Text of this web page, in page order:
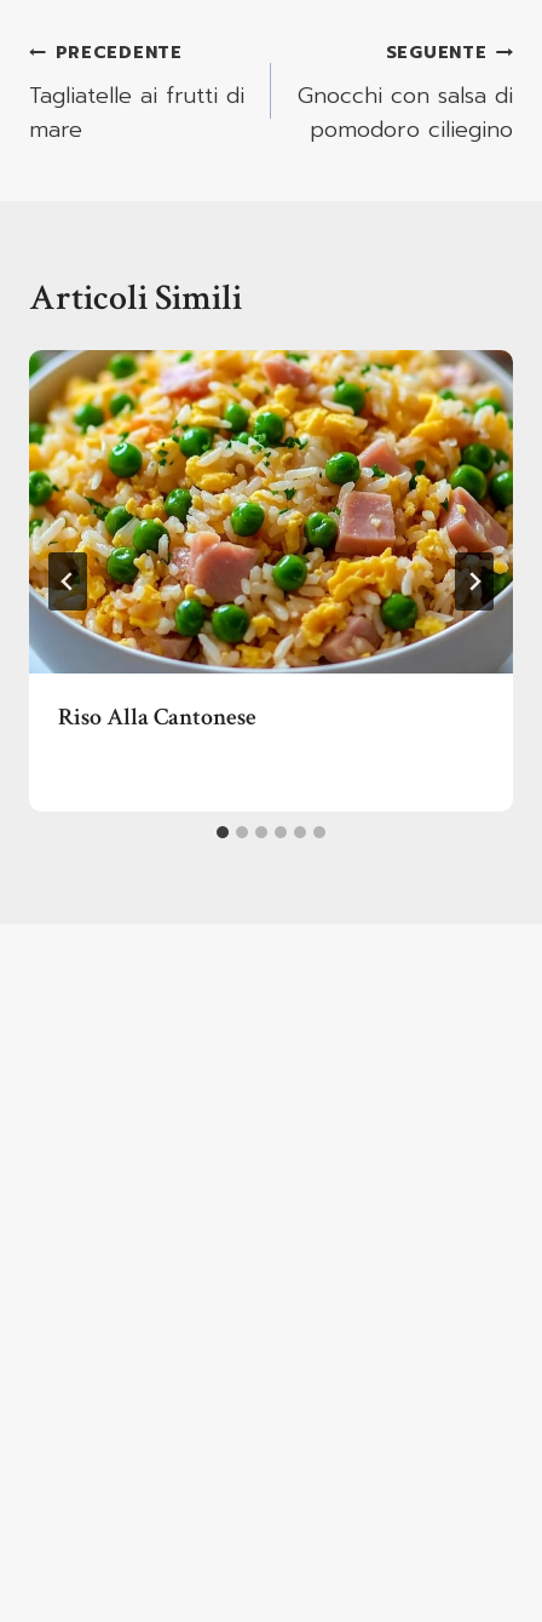
Navigazione
Articoli
PRECEDENTE
Tagliatelle ai frutti di
mare
SEGUENTE
Gnocchi con salsa di
pomodoro ciliegino
Articoli Simili
Riso Alla Cantonese